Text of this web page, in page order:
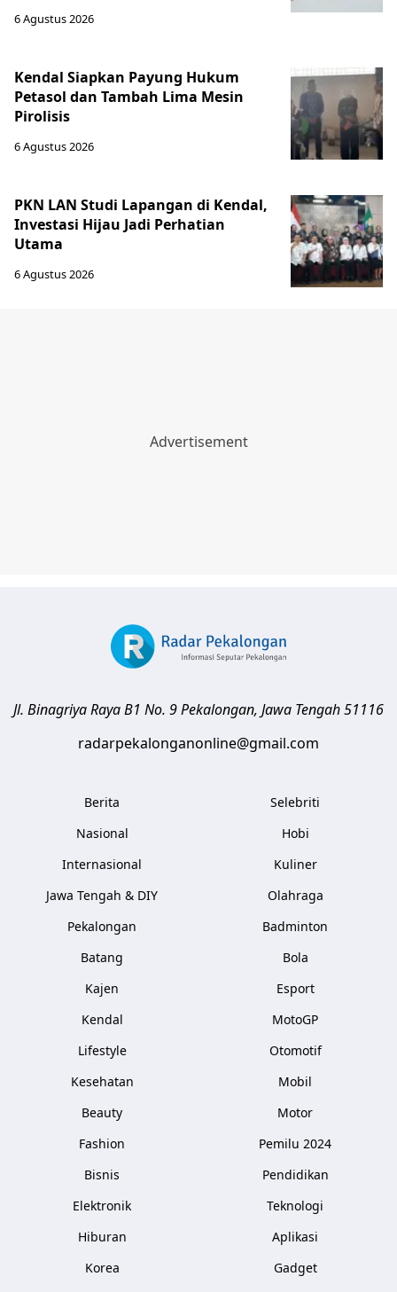
6 Agustus 2026
Kendal Siapkan Payung Hukum
Petasol dan Tambah Lima Mesin
Pirolisis
6 Agustus 2026
PKN LAN Studi Lapangan di Kendal,
Investasi Hijau Jadi Perhatian
Utama
6 Agustus 2026
Jl. Binagriya Raya B1 No. 9Pekalongan, Jawa Tengah51116
radarpekalonganonline@gmail.com
Berita
Nasional
Internasional
Jawa Tengah & DIY
Pekalongan
Batang
Kajen
Kendal
Lifestyle
Kesehatan
Beauty
Fashion
Bisnis
Elektronik
Hiburan
Korea
Selebriti
Hobi
Kuliner
Olahraga
Badminton
Bola
Esport
MotoGP
Otomotif
Mobil
Motor
Pemilu 2024
Pendidikan
Teknologi
Aplikasi
Gadget